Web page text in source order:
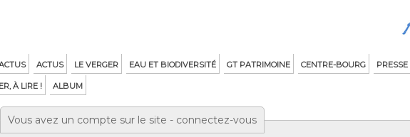
ACTUS LE VERGER EAU ET BIODIVERSITÉ GT PATRIMOINE CENTRE-BOURG PRESSE
À LIRE ! ALBUM
Vous avez un compte sur le site - connectez-vous